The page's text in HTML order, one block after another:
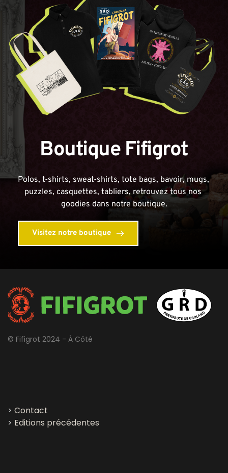
Boutique Fifigrot
Polos, t-shirts, sweat-shirts, tote bags, bavoir, mugs,
puzzles, casquettes, tabliers, retrouvez tous nos
goodies dans notre boutique.
Visitez notre boutique
© Fifigrot 2024 - À Côté
> Contact
> Editions précédentes